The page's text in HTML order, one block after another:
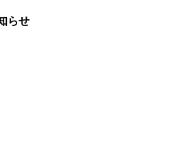
らせ